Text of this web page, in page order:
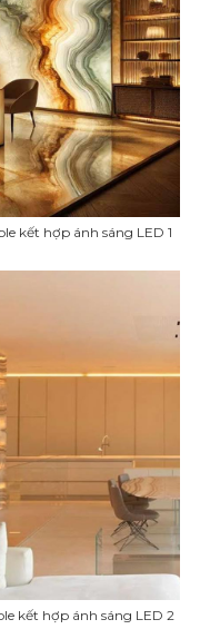
kết hợp ánh sáng LED 1
kết hợp ánh sáng LED 2